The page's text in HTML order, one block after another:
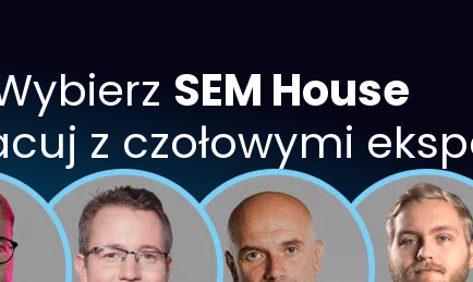
SEM House
z czołowymi